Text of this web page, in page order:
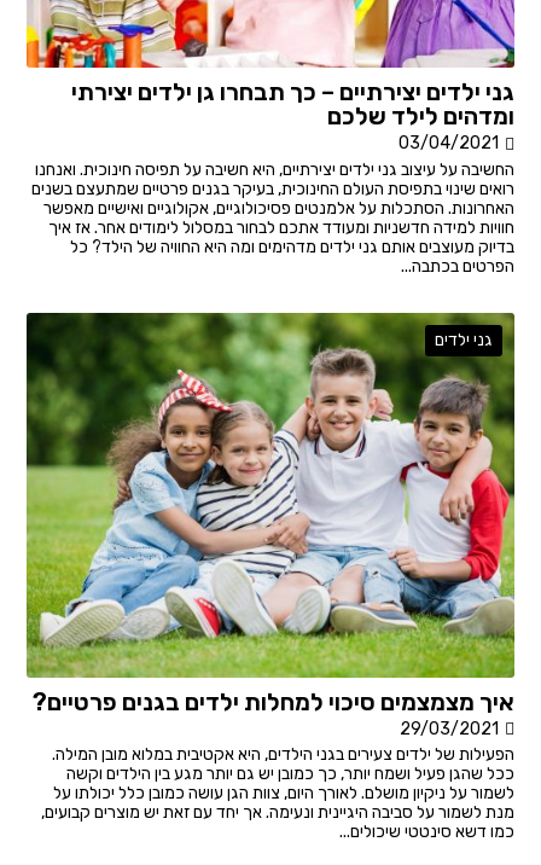
גני ילדים יצירתיים – כך תבחרו גן ילדים יצירתי
ומדהים לילד שלכם
03/04/2021
החשיבה על עיצוב גני ילדים יצירתיים, היא חשיבה על תפיסה חינוכית. ואנחנו
רואים שינוי בתפיסת העולם החינוכית, בעיקר בגנים פרטיים שמתעצם בשנים
האחרונות. הסתכלות על אלמנטים פסיכולוגיים, אקולוגיים ואישיים מאפשר
חוויות למידה חדשניות ומעודד אתכם לבחור במסלול לימודים אחר. אז איך
בדיוק מעוצבים אותם גני ילדים מדהימים ומה היא החוויה של הילד? כל
הפרטים בכתבה...
גני ילדים
איך מצמצמים סיכוי למחלות ילדים בגנים פרטיים?
29/03/2021
הפעילות של ילדים צעירים בגני הילדים, היא אקטיבית במלוא מובן המילה.
ככל שהגן פעיל ושמח יותר, כך כמובן יש גם יותר מגע בין הילדים וקשה
לשמור על ניקיון מושלם. לאורך היום, צוות הגן עושה כמובן כלל יכולתו על
מנת לשמור על סביבה היגיינית ונעימה. אך יחד עם זאת יש מוצרים קבועים,
כמו דשא סינטטי שיכולים...